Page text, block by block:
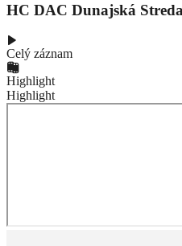
HC DAC Dunajská
Celý záznam
Highlight
Highlight